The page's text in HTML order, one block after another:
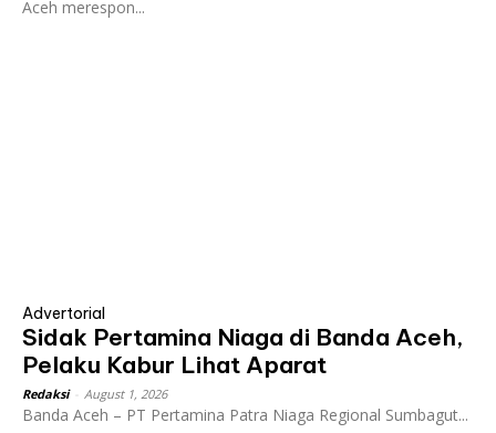
Aceh merespon...
Advertorial
Sidak Pertamina Niaga di Banda Aceh,
Pelaku Kabur Lihat Aparat
Redaksi August 1, 2026
Banda Aceh – PT Pertamina Patra Niaga Regional Sumbagut...